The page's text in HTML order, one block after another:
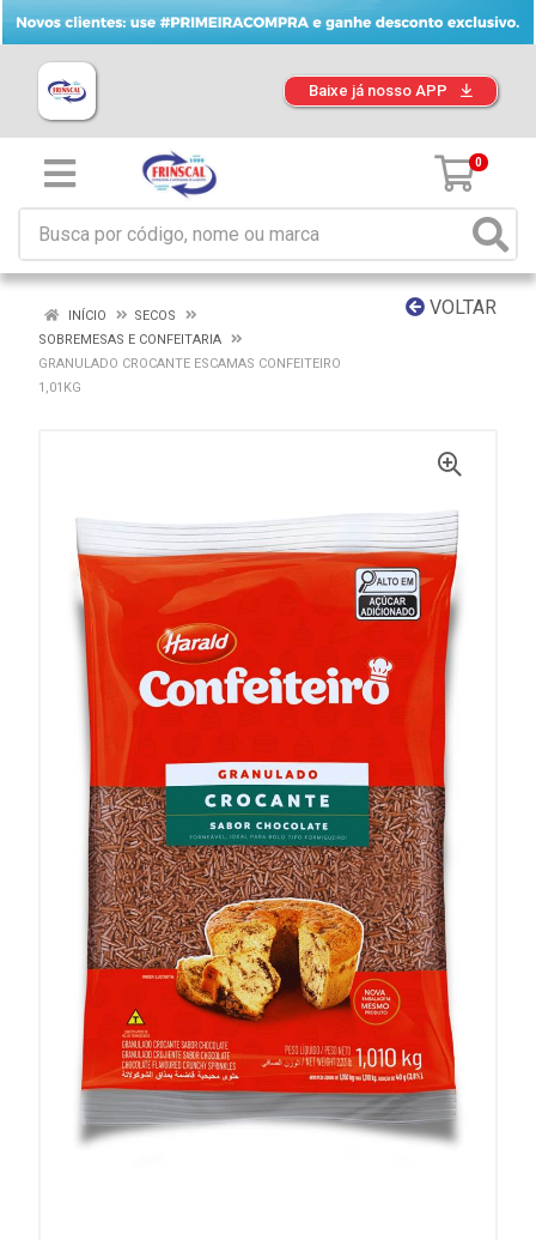
Baixe já nosso APP
0
VOLTAR
INÍCIO
SECOS
SOBREMESAS E CONFEITARIA
GRANULADO CROCANTE ESCAMAS CONFEITEIRO
1,01KG